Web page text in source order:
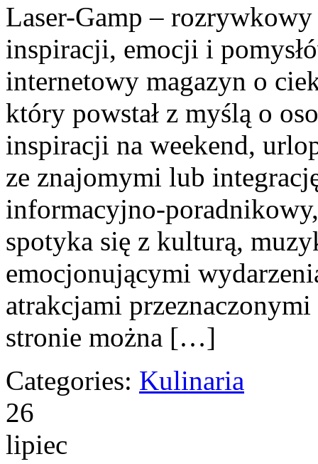
Laser-Gamp –
inspiracji, emocji i
internetowy magazyn o
który powstał z myślą o
inspiracji na weekend,
ze znajomymi lub
informacyjno-
spotyka się z kulturą,
emocjonującymi
atrakcjami
stronie można […]
Categories: Kulinaria
26
lipiec